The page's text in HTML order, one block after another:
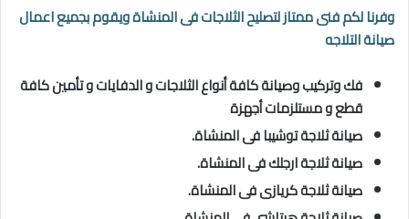
وفرنا لكم فنى ممتاز لتصليح الثلاجات فى المنشاةويقوم بجميع اعمال
صيانة التلاجه
فك وتركيب وصيانة كافة أنواع الثلاجات و الدفايات و تأمين كافة
قطع و مستلزمات أجهزة
صيانة ثلاجة توشيبا فى المنشاة.
صيانة ثلاجة ارجلك فى المنشاة.
صيانة ثلاجة كريازى فى المنشاة.